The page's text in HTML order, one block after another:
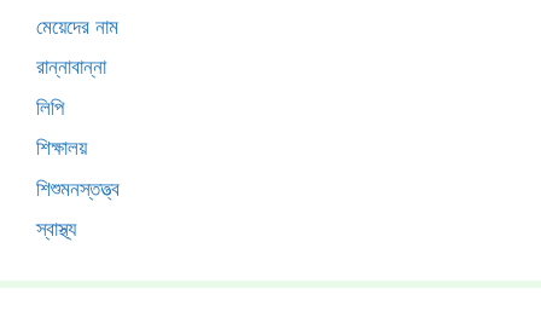
মেয়েদের নাম
রান্নাবান্না
লিপি
শিক্ষালয়
শিশুমনস্তত্ত্ব
স্বাস্থ্য